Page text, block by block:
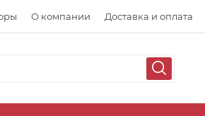
О компании Доставка и оплата